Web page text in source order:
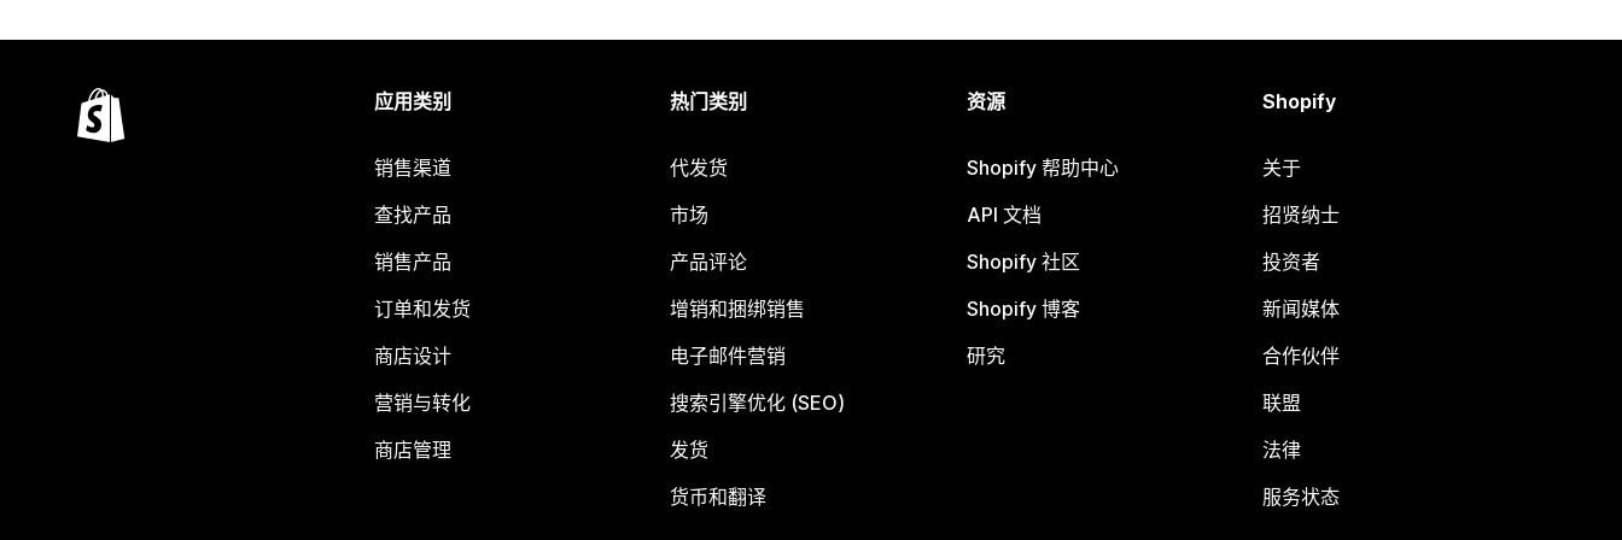
应用类别
销售渠道
查找产品
销售产品
订单和发货
商店设计
营销与转化
商店管理
热门类别
代发货
市场
产品评论
增销和捆绑销售
电子邮件营销
搜索引擎优化 (SEO)
发货
货币和翻译
资源
Shopify 帮助中心
API 文档
Shopify 社区
Shopify 博客
研究
Shopify
关于
招贤纳士
投资者
新闻媒体
合作伙伴
联盟
法律
服务状态